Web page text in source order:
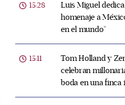
15:28
Luis Miguel
homenaje a
en el mundo”
15:11
Tom Holland y
celebran
boda en una finca